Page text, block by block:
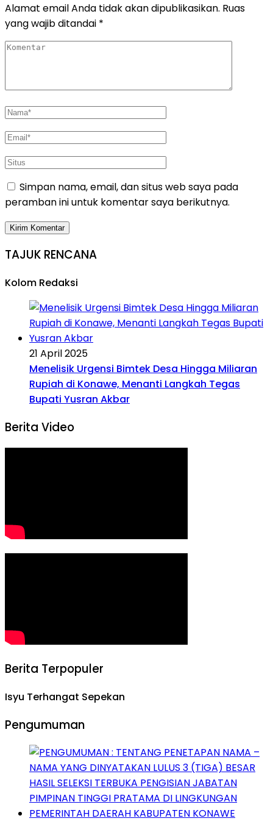
Alamat email Anda tidak akan dipublikasikan. Ruas
yang wajib ditandai *
Simpan nama, email, dan situs web saya pada
peramban ini untuk komentar saya berikutnya.
TAJUK RENCANA
Kolom Redaksi
21 April 2025
Menelisik Urgensi Bimtek Desa Hingga Miliaran
Rupiah di Konawe, Menanti Langkah Tegas
Bupati Yusran Akbar
Berita Video
Berita Terpopuler
Isyu Terhangat Sepekan
Pengumuman